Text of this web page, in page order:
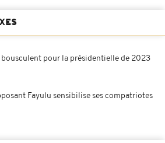
bousculent pour la présidentielle de 2023
Fayulu sensibilise ses compatriotes